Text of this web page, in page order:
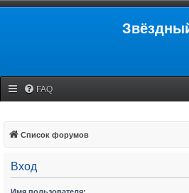
FAQ
Список форумов
Вход